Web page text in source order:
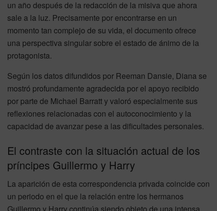
un año después de la redacción de la misiva que ahora
sale a la luz. Precisamente por encontrarse en un
momento tan complejo de su vida, el documento ofrece
una perspectiva singular sobre el estado de ánimo de la
protagonista.
Según los datos difundidos por Reeman Dansie, Diana se
mostró profundamente agradecida por el apoyo recibido
por parte de Michael Barratt y valoró especialmente sus
reflexiones relacionadas con el autoconocimiento y la
capacidad de avanzar pese a las dificultades personales.
El contraste con la situación actual de los
príncipes Guillermo y Harry
La aparición de esta correspondencia privada coincide con
un periodo en el que la relación entre los hermanos
Guillermo y Harry continúa siendo objeto de una intensa